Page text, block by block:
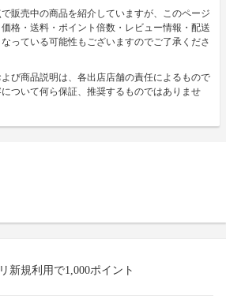
販売中の商品を紹介していますが、このページ
格・送料・ポイント倍数・レビュー情報・配送
っている可能性もございますのでご了承くださ
び商品説明は、各出店店舗の責任によるもので
ついて何ら保証、推奨するものではありませ
新規利用で1,000ポイント